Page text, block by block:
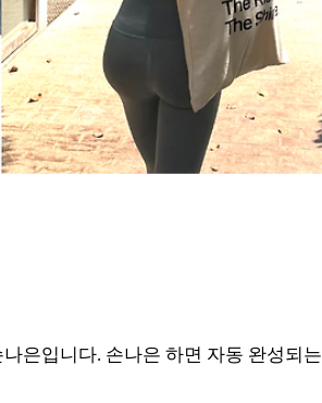
은입니다. 손나은 하면 자동 완성되는